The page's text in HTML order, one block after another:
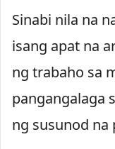
Sinabi nila na
isang apat na
ng trabaho sa
pangangalaga
ng susunod na